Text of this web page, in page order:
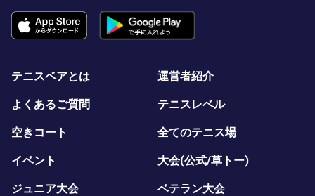
テニスベアとは 運営者紹介
よくあるご質問 テニスレベル
空きコート 全てのテニス場
イベント 大会(公式/草トー)
ジュニア大会 ベテラン大会